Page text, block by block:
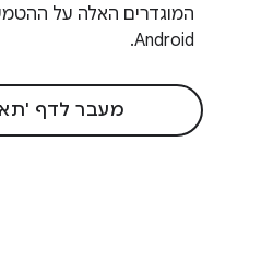
המוגדרים האלה על
Android.
מעבר לדף